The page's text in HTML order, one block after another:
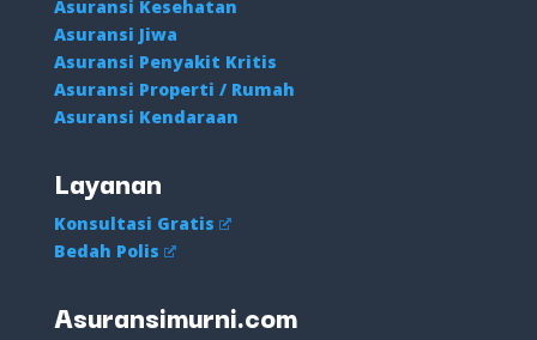
Asuransi Kesehatan
Asuransi Jiwa
Asuransi Penyakit Kritis
Asuransi Properti / Rumah
Asuransi Kendaraan
Layanan
Konsultasi Gratis
Bedah Polis
Asuransimurni.com